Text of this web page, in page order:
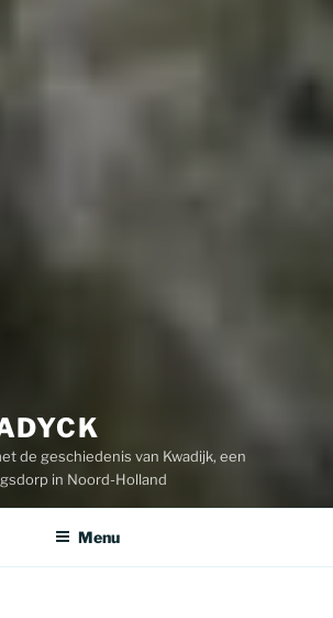
de geschiedenis van Kwadijk, een
in Noord-Holland
Menu